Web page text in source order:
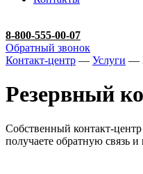
8-800-555-00-07
Обратный звонок
Контакт-центр — Услуги —
Резервный
Собственный контакт-
получаете обратную связь